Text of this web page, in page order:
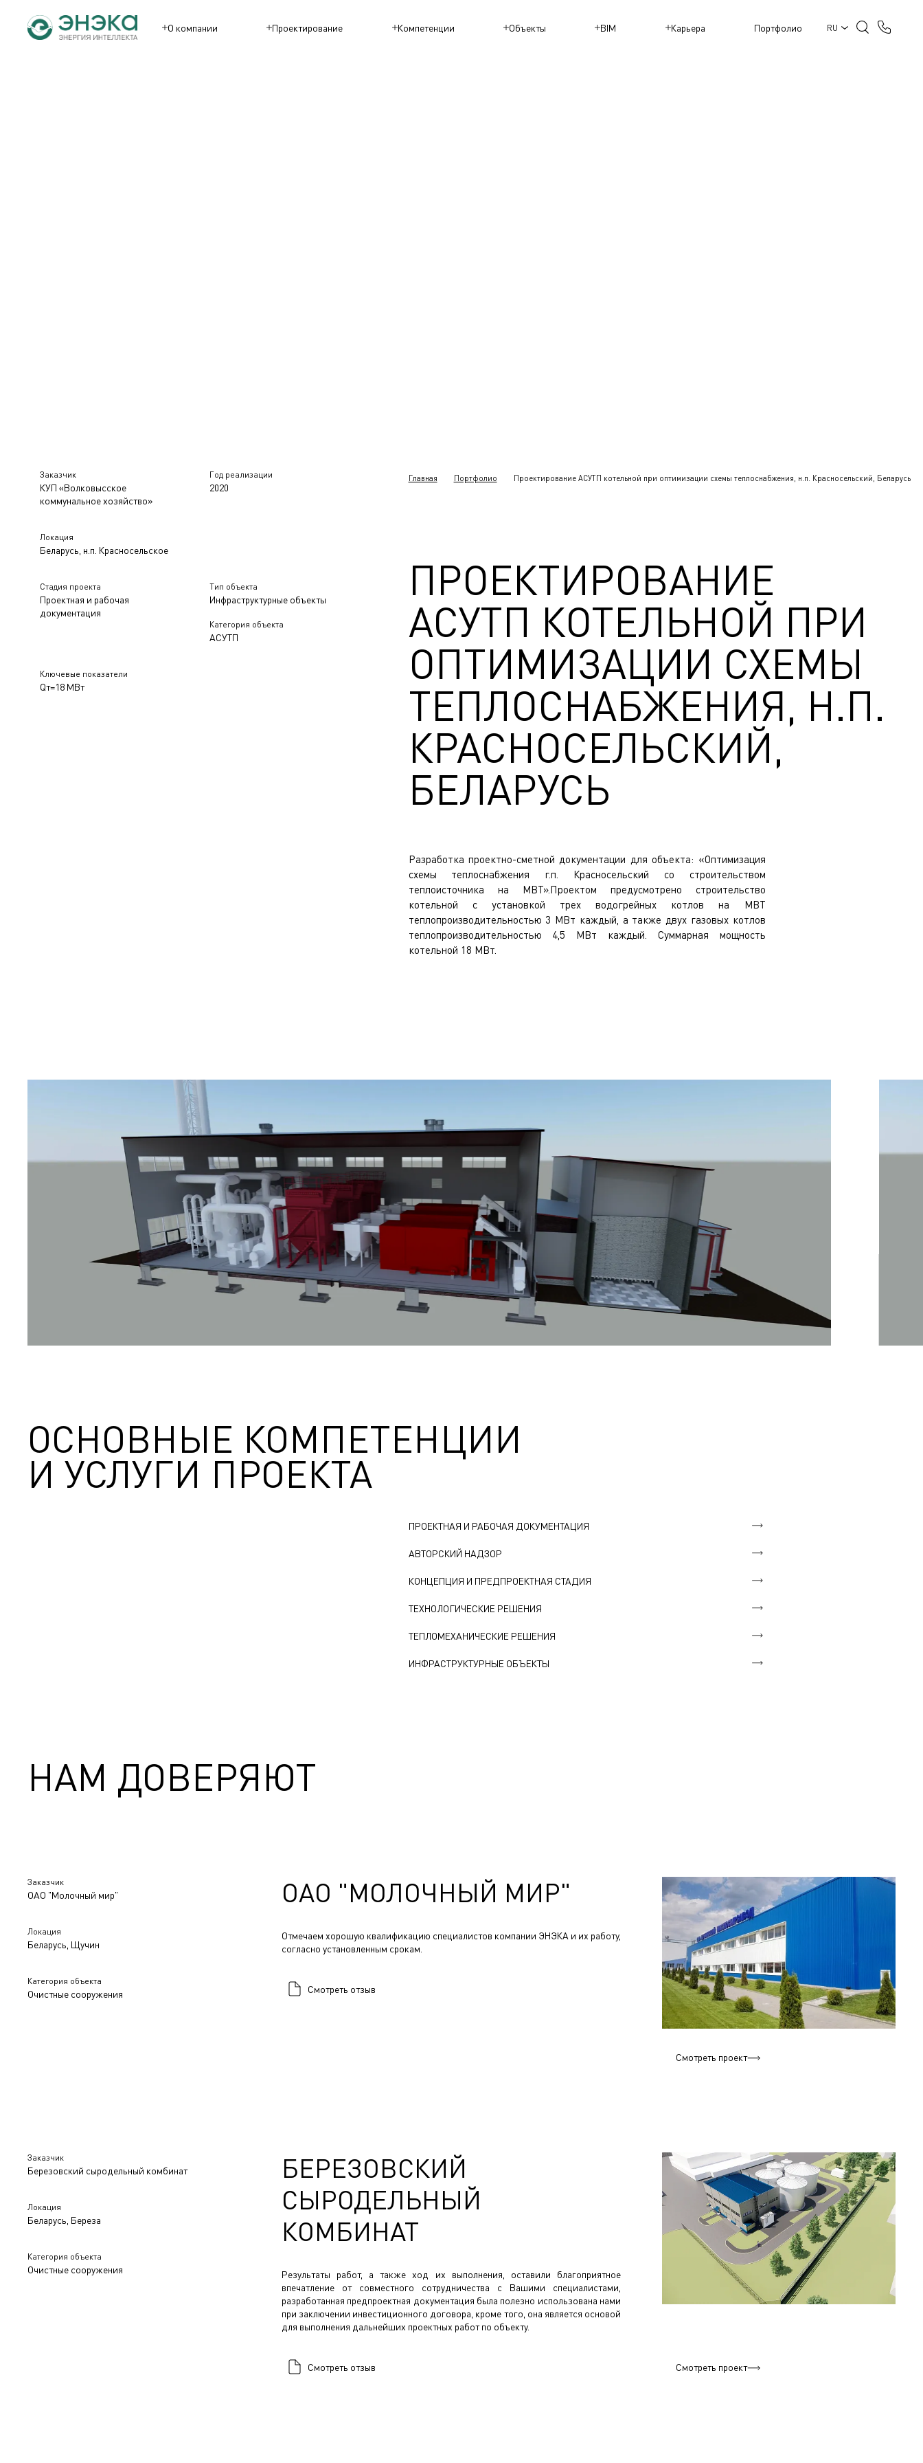
О компании Проектирование Компетенции Объекты BIM Карьера Портфолио RU
Заказчик
КУП «Волковысское
коммунальное хозяйство»
Год реализации
2020
Локация
Беларусь, н.п. Красносельское
Стадия проекта
Проектная и рабочая
документация
Тип объекта
Инфраструктурные объекты
Категория объекта
АСУТП
Ключевые показатели
Qт=18 МВт
Главная Портфолио Проектирование АСУТП котельной при оптимизации схемы теплоснабжения, н.п. Красносельский, Беларусь
ПРОЕКТИРОВАНИЕ
АСУТП КОТЕЛЬНОЙ ПРИ
ОПТИМИЗАЦИИ СХЕМЫ
ТЕПЛОСНАБЖЕНИЯ, Н.П.
КРАСНОСЕЛЬСКИЙ,
БЕЛАРУСЬ
Разработка проектно-сметной документации для объекта: «Оптимизация
схемы теплоснабжения г.п. Красносельский со строительством
теплоисточника на МВТ».Проектом предусмотрено строительство
котельной с установкой трех водогрейных котлов на МВТ
теплопроизводительностью 3 МВт каждый, а также двух газовых котлов
теплопроизводительностью 4,5 МВт каждый. Суммарная мощность
котельной 18 МВт.
ОСНОВНЫЕ КОМПЕТЕНЦИИ
И УСЛУГИ ПРОЕКТА
ПРОЕКТНАЯ И РАБОЧАЯ ДОКУМЕНТАЦИЯ
АВТОРСКИЙ НАДЗОР
КОНЦЕПЦИЯ И ПРЕДПРОЕКТНАЯ СТАДИЯ
ТЕХНОЛОГИЧЕСКИЕ РЕШЕНИЯ
ТЕПЛОМЕХАНИЧЕСКИЕ РЕШЕНИЯ
ИНФРАСТРУКТУРНЫЕ ОБЪЕКТЫ
НАМ ДОВЕРЯЮТ
Заказчик
ОАО "Молочный мир"
Локация
Беларусь, Щучин
Категория объекта
Очистные сооружения
ОАО "МОЛОЧНЫЙ МИР"
Отмечаем хорошую квалификацию специалистов компании ЭНЭКА и их работу,
согласно установленным срокам.
Смотреть отзыв
Смотреть проект
Заказчик
Березовский сыродельный комбинат
Локация
Беларусь, Береза
Категория объекта
Очистные сооружения
БЕРЕЗОВСКИЙ
СЫРОДЕЛЬНЫЙ
КОМБИНАТ
Результаты работ, а также ход их выполнения, оставили благоприятное
впечатление от совместного сотрудничества с Вашими специалистами,
разработанная предпроектная документация была полезно использована нами
при заключении инвестиционного договора, кроме того, она является основой
для выполнения дальнейших проектных работ по объекту.
Смотреть отзыв Смотреть проект